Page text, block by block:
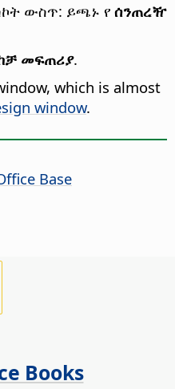
ውስጥ: ይጫኑ የ ሰንጠረዥ
መፍጠሪያ.
which is almost
window.
Base
Books